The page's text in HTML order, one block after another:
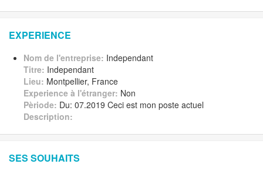
EXPERIENCE
Nom de l'entreprise: Independant
Titre: Independant
Lieu: Montpellier, France
Experience à l'étranger: Non
Pèriode: Du: 07.2019 Ceci est mon poste actuel
Description:
SES SOUHAITS